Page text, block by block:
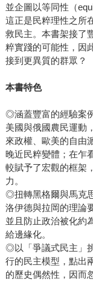
並企圖以等同性（
這正是民粹理性之所
救民主。本書架接了
粹實踐的可能性，因
接到更異質的群眾？
本書特色
◎涵蓋豐富的經驗案
美國與俄國農民運動
來政權、歐美的自由
晚近民粹變體；在乍
較賦予了宏觀的框架
力。
◎扭轉黑格爾與馬克
洛伊德與拉岡的理論
並且防止政治被化約
給邊緣化。
◎以「爭議式民主」
行的民主模型，點出
的歷史偶然性，因而